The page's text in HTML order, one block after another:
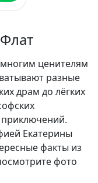
ценителям
разные
драм до лёгких
Екатерины
факты из
фото